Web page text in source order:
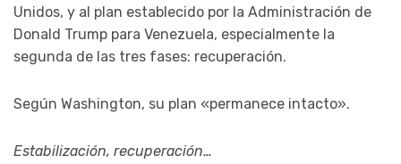
Unidos, y al plan establecido por la Administración de
Donald Trump para Venezuela, especialmente la
segunda de las tres fases: recuperación.
Según Washington, su plan «permanece intacto».
Estabilización, recuperación…